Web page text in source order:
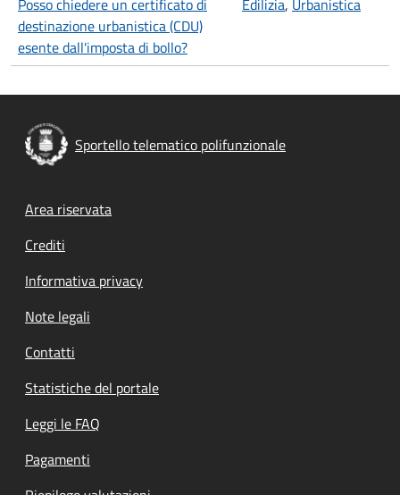
destinazione urbanistica (CDU)
esente dall'imposta di bollo?
Sportello telematico polifunzionale
Footer menu
Area riservata
Crediti
Informativa privacy
Note legali
Contatti
Statistiche del portale
Leggi le FAQ
Pagamenti